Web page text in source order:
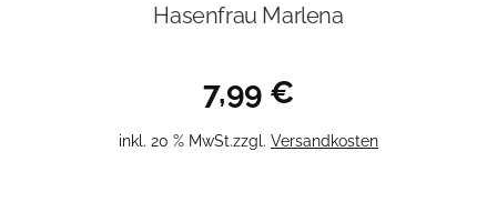
Hasenfrau Marlena
7,99 €
inkl. 20 % MwSt.zzgl. Versandkosten